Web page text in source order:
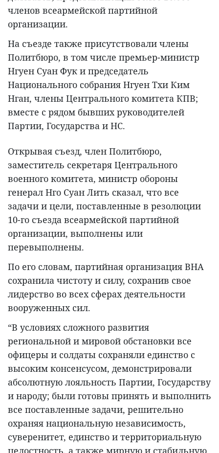
членов всеармейской партийной
организации.
На съезде также присутствовали члены
Политбюро, в том числе премьер-министр
Нгуен Суан Фук и председатель
Национального собрания Нгуен Тхи Ким
Нган, члены Центрального комитета КПВ;
вместе с рядом бывших руководителей
Партии, Государства и НС.
Открывая съезд, член Политбюро,
заместитель секретаря Центрального
военного комитета, министр обороны
генерал Нго Суан Лить сказал, что все
задачи и цели, поставленные в резолюции
10-го съезда всеармейской партийной
организации, выполнены или
перевыполнены.
По его словам, партийная организация ВНА
сохранила чистоту и силу, сохранив свое
лидерство во всех сферах деятельности
вооруженных сил.
“В условиях сложного развития
региональной и мировой обстановки все
офицеры и солдаты сохраняли единство с
высоким консенсусом, демонстрировали
абсолютную лояльность Партии, Государству
и народу; были готовы принять и выполнить
все поставленные задачи, решительно
охраняя национальную независимость,
суверенитет, единство и территориальную